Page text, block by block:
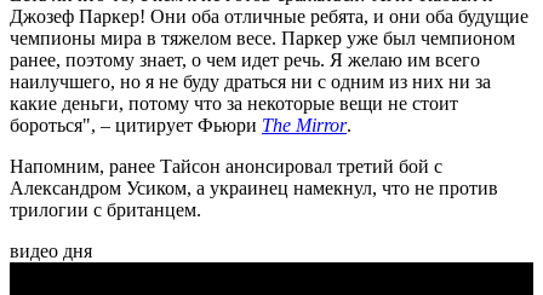
Джозеф Паркер! Они оба отличные ребята, и они оба будущие
чемпионы мира в тяжелом весе. Паркер уже был чемпионом
ранее, поэтому знает, о чем идет речь. Я желаю им всего
наилучшего, но я не буду драться ни с одним из них ни за
какие деньги, потому что за некоторые вещи не стоит
бороться", – цитирует Фьюри The Mirror.
Напомним, ранее Тайсон анонсировал третий бой с
Александром Усиком, а украинец намекнул, что не против
трилогии с британцем.
видео дня